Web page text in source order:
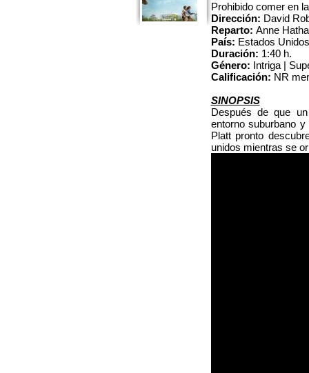
Prohibido comer en
Dirección: David
Reparto: Anne
País: Estados Unidos
Duración: 1:40 h.
Género: Intriga |
Calificación: NR
SINOPSIS
Después de que
entorno suburbano
Platt pronto
unidos mientras se